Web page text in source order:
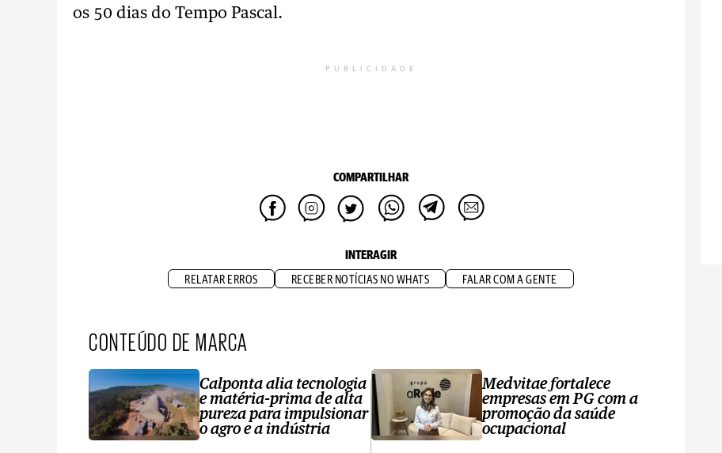
os 50 dias do Tempo Pascal.
PUBLICIDADE
COMPARTILHAR
INTERAGIR
RELATAR ERROS RECEBER NOTÍCIAS NO WHATS FALAR COM A GENTE
CONTEÚDO DE MARCA
Calponta alia tecnologia
e matéria-prima de alta
pureza para impulsionar
o agro e a indústria
Medvitae fortalece
empresas em PG com a
promoção da saúde
ocupacional